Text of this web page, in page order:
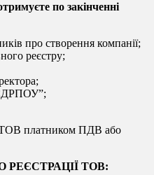
по закінченні
про створення компанії;
реєстру;
ТОВ платником ПДВ або
ТОВ: